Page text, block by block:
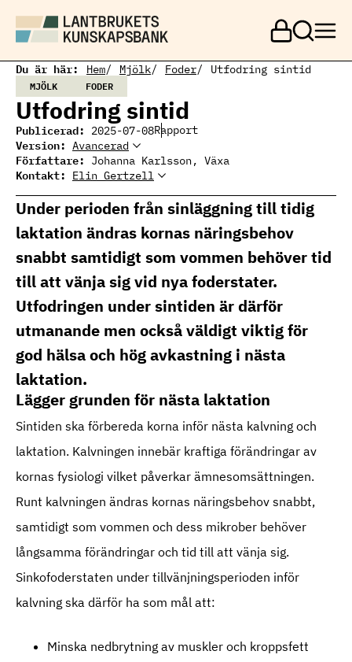
a
Du är här: Hem Mjölk Foder Utfodring sintid
MJÖLK FODER
Utfodring sintid
Publicerad: 2025-07-08Rapport
Version: Avancerad
Författare: Johanna Karlsson, Växa
Kontakt: Elin Gertzell
Elin Gertzell
mjölkproduktion
elin.gertzell@ri.se
010 516 57 74
mjölkproduktion
Under perioden från sinläggning till tidig
laktation ändras kornas näringsbehov
snabbt samtidigt som vommen behöver tid
till att vänja sig vid nya foderstater.
Utfodringen under sintiden är därför
utmanande men också väldigt viktig för
god hälsa och hög avkastning i nästa
laktation.
Lägger grunden för nästa laktation
Sintiden ska förbereda korna inför nästa kalvning och
laktation. Kalvningen innebär kraftiga förändringar av
kornas fysiologi vilket påverkar ämnesomsättningen.
Runt kalvningen ändras kornas näringsbehov snabbt,
samtidigt som vommen och dess mikrober behöver
långsamma förändringar och tid till att vänja sig.
Sinkofoderstaten under tillvänjningsperioden inför
kalvning ska därför ha som mål att:
Minska nedbrytning av muskler och kroppsfett